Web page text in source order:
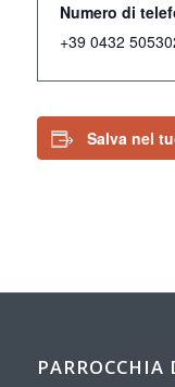
Numero di
+39 0432
Salva nel